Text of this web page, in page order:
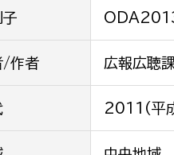
イベント・講座な
まちづくりに関わ
所
都市部
子
/作者 広報広聴課
2011(平